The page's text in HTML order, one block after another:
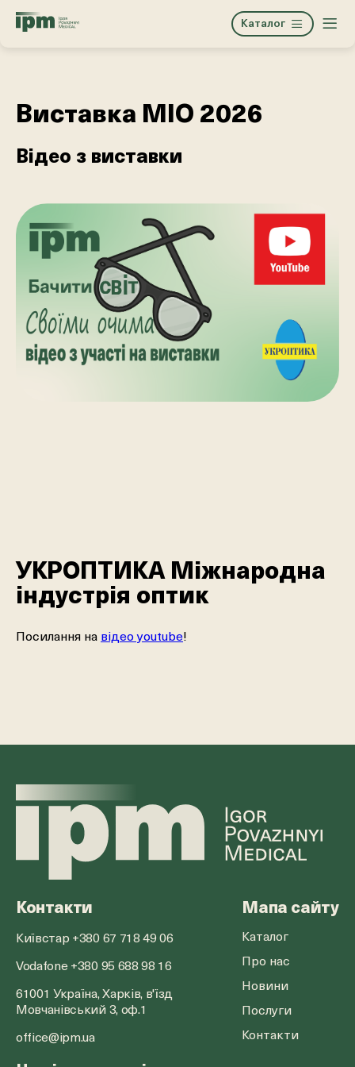
Каталог
Виставка МІО 2026
Відео з виставки
УКРОПТИКА Міжнародна
індустрія оптик
Посилання на відео youtube!
Контакти
Київстар +380 67 718 49 06
Vodafone +380 95 688 98 16
61001 Україна, Харків, в'їзд
Мовчанівський 3, оф.1
office@ipm.ua
Мапа сайту
Каталог
Про нас
Новини
Послуги
Контакти